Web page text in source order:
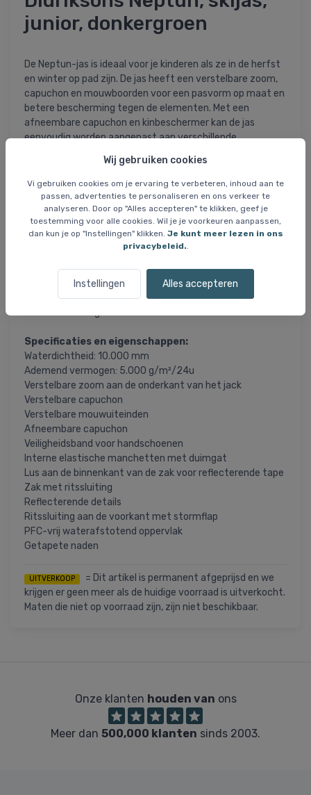
Wij gebruiken cookies
Vi gebruiken cookies om je ervaring te verbeteren, inhoud aan te
passen, advertenties te personaliseren en ons verkeer te
analyseren. Door op "Alles accepteren" te klikken, geef je
toestemming voor alle cookies. Wil je je voorkeuren aanpassen,
dan kun je op "Instellingen" klikken. Je kunt meer lezen in ons
privacybeleid.
Instellingen Alles accepteren
junior, donkergroen
De Neptun-jas is ideaal voor je kinderen als ze in de herfst
en winter op pad zijn. De jas heeft een verstelbare zoom,
capuchon en mouwboorden voor een pasvorm op maat en
betere bescherming tegen de elementen. Met een
afneembare capuchon en kinbeschermer kan de jas
eenvoudig worden aangepast aan verschillende
Interne elastische manchetten met duimgaten houden de
handen warm en helpen voorkomen dat sneeuw en kou
binnendringen. Het jack heeft ook zakken met rits om
kleine spullen in op te bergen, en reflecterende details die
de zichtbaarheid bij weinig licht vergroten.
De PFC-vrije waterafstotende afwerking en getapete
naden zorgen ervoor dat de jas water- en winddicht blijft
en betrouwbare bescherming biedt in alle
weersomstandigheden.
Specificaties en eigenschappen:
Waterdichtheid: 10.000 mm
Ademend vermogen: 5.000 g/m²/24u
Verstelbare zoom aan de onderkant van het jack
Verstelbare capuchon
Verstelbare mouwuiteinden
Afneembare capuchon
Veiligheidsband voor handschoenen
Interne elastische manchetten met duimgat
Lus aan de binnenkant van de zak voor reflecterende tape
Zak met ritssluiting
Reflecterende details
Ritssluiting aan de voorkant met stormflap
PFC-vrij waterafstotend oppervlak
Getapete naden
UITVERKOOP
= Dit artikel is permanent afgeprijsd en we
krijgen er geen meer als de huidige voorraad is uitverkocht.
Maten die niet op voorraad zijn, zijn niet beschikbaar.
Onze klanten houden van ons
Meer dan 500,000 klanten sinds 2003.